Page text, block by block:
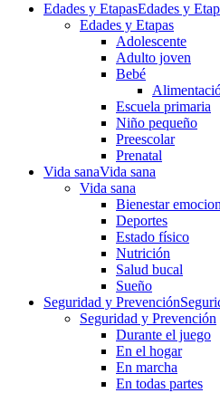
Edades y EtapasEdades y
Edades y Etapas
Adolescente
Adulto joven
Bebé
Escuela primaria
Niño pequeño
Preescolar
Prenatal
Vida sanaVida sana
Vida sana
Bienestar
Deportes
Estado físico
Nutrición
Salud bucal
Sueño
Seguridad y Prevención
Seguridad y Prevención
Durante el juego
En el hogar
En marcha
En todas partes